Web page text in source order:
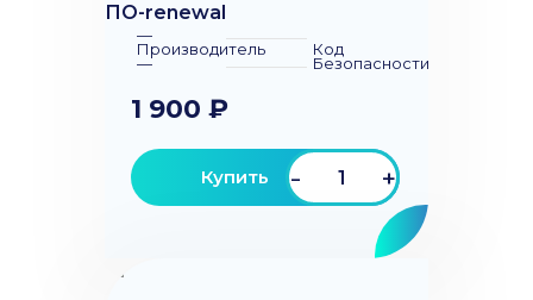
ПО-renewal
—
Производитель
—
Код
Безопасности
1 900 ₽
Купить - +